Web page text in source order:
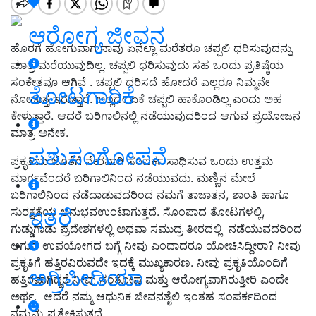
ಆರೋಗ್ಯ ಜೀವನ
ತೋಟಗಾರಿಕೆ
ಪಶುಸಂಗೋಪನೆ
ಇತರೆ
ಅಗ್ರಿಪೀಡಿಯಾ
ಹೊರಗೆ ಹೋಗುವಾಗ ನಾವು ಏನೆಲ್ಲಾ ಮರೆತರೂ ಚಪ್ಪಲಿ ಧರಿಸುವುದನ್ನು
ಮಾತ್ರ ಮರೆಯುವುದಿಲ್ಲ. ಚಪ್ಪಲಿ ಧರಿಸುವುದು ಸಹ ಒಂದು ಪ್ರತಿಷ್ಠೆಯ
ಸಂಕೇತವೂ ಆಗಿವೆ . ಚಪ್ಪಲಿ ಧರಿಸದೆ ಹೋದರೆ ಎಲ್ಲರೂ ನಿಮ್ಮನೇ
ನೋಡುತ್ತ ಇರುತ್ತಾರೆ. ಅಲ್ಲದೇ ಏಕೆ ಚಪ್ಪಲಿ ಹಾಕೊಂಡಿಲ್ಲ ಎಂದು ಅಹ
ಕೇಳುತ್ತಾರೆ. ಆದರೆ ಬರಿಗಾಲಿನಲ್ಲಿ ನಡೆಯುವುದರಿಂದ ಆಗುವ ಪ್ರಯೋಜನ
ಮಾತ್ರ ಅನೇಕ.
ಪ್ರಕೃತಿಯ ಜೊತೆಗೆ ನೇರವಾಗಿ ಸಂಪರ್ಕ ಸಾಧಿಸುವ ಒಂದು ಉತ್ತಮ
ಮಾರ್ಗವೆಂದರೆ ಬರಿಗಾಲಿನಿಂದ ನಡೆಯುವದು. ಮಣ್ಣಿನ ಮೇಲೆ
ಬರಿಗಾಲಿನಿಂದ ನಡೆದಾಡುವದರಿಂದ ನಮಗೆ ತಾಜಾತನ, ಶಾಂತಿ ಹಾಗೂ
ಸುರಕ್ಷತೆಯ ಅನುಭವಉಂಟಾಗುತ್ತದೆ. ಸೊಂಪಾದ ತೋಟಗಳಲ್ಲಿ,
ಗುಡ್ಡುಗಾಡು ಪ್ರದೇಶಗಳಲ್ಲಿ ಅಥವಾ ಸಮುದ್ರ ತೀರದಲ್ಲಿ ನಡೆಯುವದರಿಂದ
ಆಗುವ ಉಪಯೋಗದ ಬಗ್ಗೆ ನೀವು ಎಂದಾದರೂ ಯೋಚಿಸಿದ್ದೀರಾ? ನೀವು
ಪ್ರಕೃತಿಗೆ ಹತ್ತಿರವಿರುವದೇ ಇದಕ್ಕೆ ಮುಖ್ಯಕಾರಣ. ನೀವು ಪ್ರಕೃತಿಯೊಂದಿಗೆ
ಹತ್ತಿರವಾಗಿದ್ದರೆ ನೀವು ಸಂತೋಷ ಮತ್ತು ಆರೋಗ್ಯವಾಗಿರುತ್ತೀರಿ ಎಂದೇ
ಅರ್ಥ. ಆದರೆ ನಮ್ಮ ಆಧುನಿಕ ಜೀವನಶೈಲಿ ಇಂತಹ ಸಂಪರ್ಕದಿಂದ
ನಮ್ಮನ್ನು ಪ್ರತ್ಯೇಕಿಸುತ್ತದೆ.